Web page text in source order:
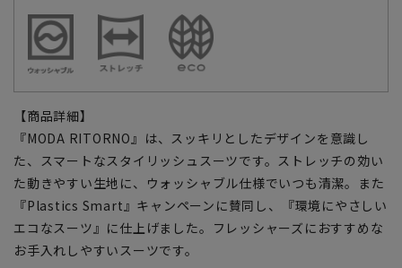
【商品詳細】
『MODA RITORNO』は、スッキリとしたデザインを意識し
た、スマートなスタイリッシュスーツです。ストレッチの効い
た動きやすい生地に、ウォッシャブル仕様でいつも清潔。また
『Plastics Smart』キャンペーンに賛同し、『環境にやさしい
エコなスーツ』に仕上げました。フレッシャーズにおすすめな
お手入れしやすいスーツです。